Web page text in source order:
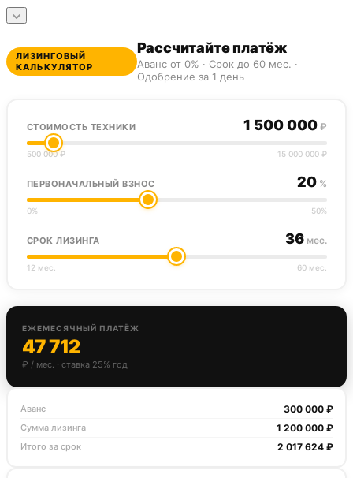
ЛИЗИНГОВЫЙ
КАЛЬКУЛЯТОР
Рассчитайте платёж
Аванс от 0% · Срок до 60 мес. ·
Одобрение за 1 день
СТОИМОСТЬ ТЕХНИКИ 1 500 000 ₽
500 000 ₽ 15 000 000 ₽
ПЕРВОНАЧАЛЬНЫЙ ВЗНОС 20 %
0% 50%
СРОК ЛИЗИНГА 36 мес.
12 мес. 60 мес.
ЕЖЕМЕСЯЧНЫЙ ПЛАТЁЖ
47 712
₽ / мес. · ставка 25% год
Аванс 300 000 ₽
Сумма лизинга 1 200 000 ₽
Итого за срок 2 017 624 ₽